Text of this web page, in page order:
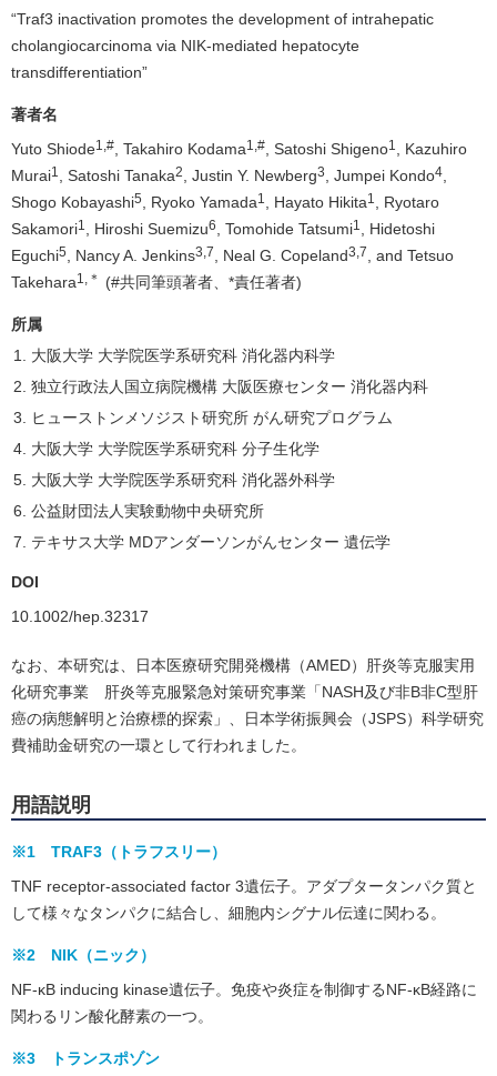
“Traf3 inactivation promotes the development of intrahepatic
cholangiocarcinoma via NIK-mediated hepatocyte
transdifferentiation”
著者名
Yuto Shiode1,#, Takahiro Kodama1,#, Satoshi Shigeno1, Kazuhiro
Murai1, Satoshi Tanaka2, Justin Y. Newberg3, Jumpei Kondo4,
Shogo Kobayashi5, Ryoko Yamada1, Hayato Hikita1, Ryotaro
Sakamori1, Hiroshi Suemizu6, Tomohide Tatsumi1, Hidetoshi
Eguchi5, Nancy A. Jenkins3,7, Neal G. Copeland3,7, and Tetsuo
Takehara1, ＊ (#共同筆頭著者、*責任著者)
所属
大阪大学 大学院医学系研究科 消化器内科学
独立行政法人国立病院機構 大阪医療センター 消化器内科
ヒューストンメソジスト研究所 がん研究プログラム
大阪大学 大学院医学系研究科 分子生化学
大阪大学 大学院医学系研究科 消化器外科学
公益財団法人実験動物中央研究所
テキサス大学 MDアンダーソンがんセンター 遺伝学
DOI
10.1002/hep.32317
なお、本研究は、日本医療研究開発機構（AMED）肝炎等克服実用
化研究事業 肝炎等克服緊急対策研究事業「NASH及び非B非C型肝
癌の病態解明と治療標的探索」、日本学術振興会（JSPS）科学研究
費補助金研究の一環として行われました。
用語説明
※1 TRAF3（トラフスリー）
TNF receptor-associated factor 3遺伝子。アダプタータンパク質と
して様々なタンパクに結合し、細胞内シグナル伝達に関わる。
※2 NIK（ニック）
NF-κB inducing kinase遺伝子。免疫や炎症を制御するNF-κB経路に
関わるリン酸化酵素の一つ。
※3 トランスポゾン